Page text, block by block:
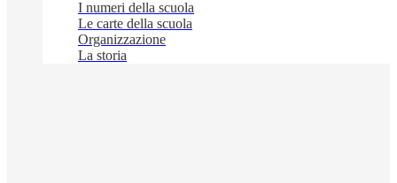
I numeri della scuola
Le carte della scuola
Organizzazione
La storia